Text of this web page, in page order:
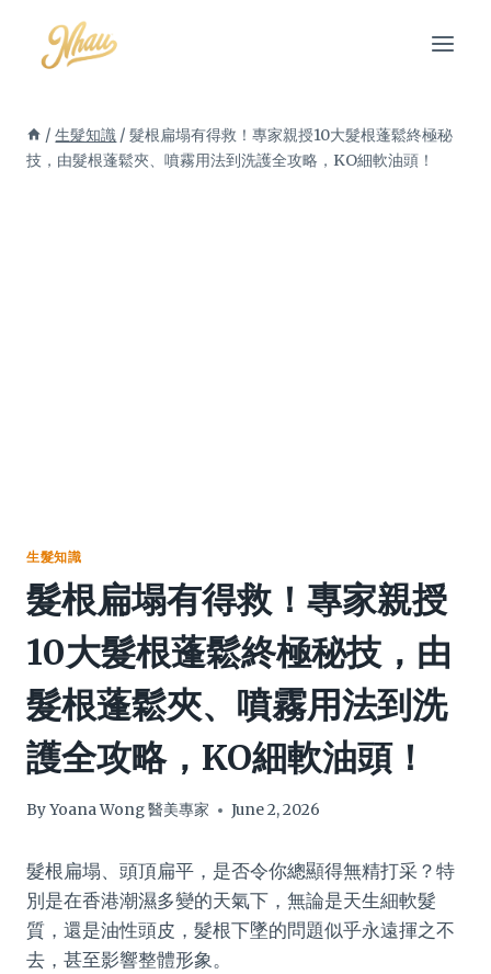
content
/ 生髮知識 / 髮根扁塌有得救！專家親授10大髮根蓬鬆終極秘
技，由髮根蓬鬆夾、噴霧用法到洗護全攻略，KO細軟油頭！
生髮知識
髮根扁塌有得救！專家親授
10大髮根蓬鬆終極秘技，由
髮根蓬鬆夾、噴霧用法到洗
護全攻略，KO細軟油頭！
ByYoana Wong 醫美專家 June 2, 2026
髮根扁塌、頭頂扁平，是否令你總顯得無精打采？特
別是在香港潮濕多變的天氣下，無論是天生細軟髮
質，還是油性頭皮，髮根下墜的問題似乎永遠揮之不
去，甚至影響整體形象。